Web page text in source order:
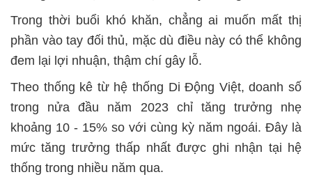
Trong thời buổi khó khăn, chẳng ai muốn mất thị
phần vào tay đối thủ, mặc dù điều này có thể không
đem lại lợi nhuận, thậm chí gây lỗ.
Theo thống kê từ hệ thống Di Động Việt, doanh số
trong nửa đầu năm 2023 chỉ tăng trưởng nhẹ
khoảng 10 - 15% so với cùng kỳ năm ngoái. Đây là
mức tăng trưởng thấp nhất được ghi nhận tại hệ
thống trong nhiều năm qua.